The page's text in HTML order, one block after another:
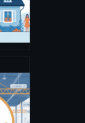
:
et